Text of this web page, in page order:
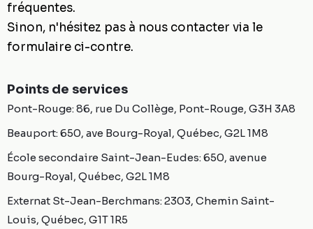
fréquentes.
Sinon, n'hésitez pas à nous contacter via le
formulaire ci-contre.
Points de services
Pont-Rouge: 86, rue Du Collège, Pont-Rouge, G3H 3A8
Beauport: 650, ave Bourg-Royal, Québec, G2L 1M8
École secondaire Saint-Jean-Eudes: 650, avenue
Bourg-Royal, Québec, G2L 1M8
Externat St-Jean-Berchmans: 2303, Chemin Saint-
Louis, Québec, G1T 1R5